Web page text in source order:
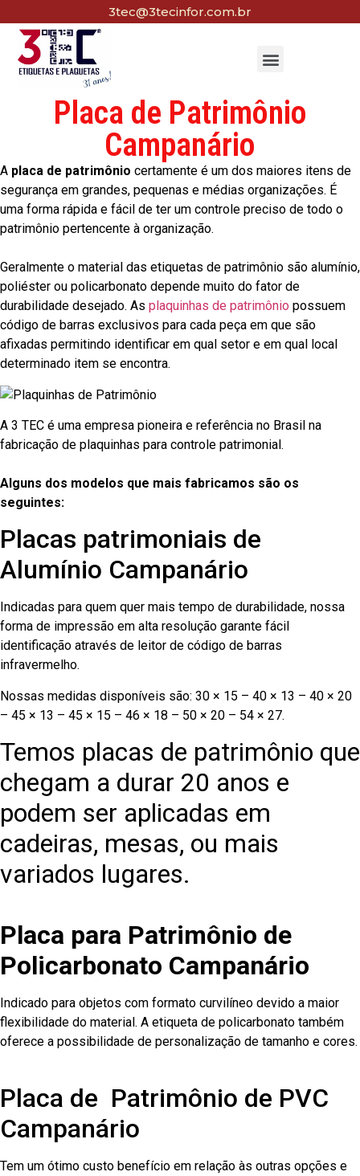
3tec@3tecinfor.com.br
Placa de Patrimônio
Campanário
A placa de patrimônio certamente é um dos maiores itens de
segurança em grandes, pequenas e médias organizações. É
uma forma rápida e fácil de ter um controle preciso de todo o
patrimônio pertencente à organização.
Geralmente o material das etiquetas de patrimônio são alumínio,
poliéster ou policarbonato depende muito do fator de
durabilidade desejado. As plaquinhas de patrimônio possuem
código de barras exclusivos para cada peça em que são
afixadas permitindo identificar em qual setor e em qual local
determinado item se encontra.
A 3 TEC é uma empresa pioneira e referência no Brasil na
fabricação de plaquinhas para controle patrimonial.
Alguns dos modelos que mais fabricamos são os
seguintes:
Placas patrimoniais de
Alumínio Campanário
Indicadas para quem quer mais tempo de durabilidade, nossa
forma de impressão em alta resolução garante fácil
identificação através de leitor de código de barras
infravermelho.
Nossas medidas disponíveis são: 30 × 15 – 40 × 13 – 40 × 20
– 45 × 13 – 45 × 15 – 46 × 18 – 50 × 20 – 54 × 27.
Temos placas de patrimônio que
chegam a durar 20 anos e
podem ser aplicadas em
cadeiras, mesas, ou mais
variados lugares.
Placa para Patrimônio de
Policarbonato Campanário
Indicado para objetos com formato curvilíneo devido a maior
flexibilidade do material. A etiqueta de policarbonato também
oferece a possibilidade de personalização de tamanho e cores.
Placa de Patrimônio de PVC
Campanário
Tem um ótimo custo benefício em relação às outras opções e